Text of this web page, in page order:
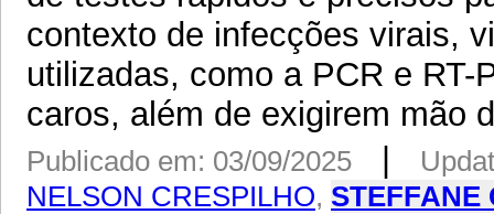
contexto de infecções virais,
utilizadas, como a PCR e
caros, além de exigirem mão
Publicado em: 03/09/2025
NELSON CRESPILHO, STEFFANE